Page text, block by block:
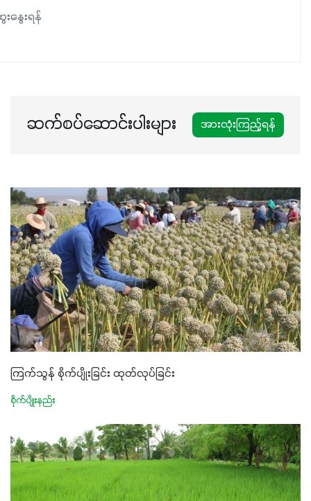
နွေးရန်
ဆက်စပ်ဆောင်းပါးများ အားလုံးကြည့်ရန်
ကြက်သွန် စိုက်ပျိုးခြင်း ထုတ်လုပ်ခြင်း
စိုက်ပျိုးနည်း